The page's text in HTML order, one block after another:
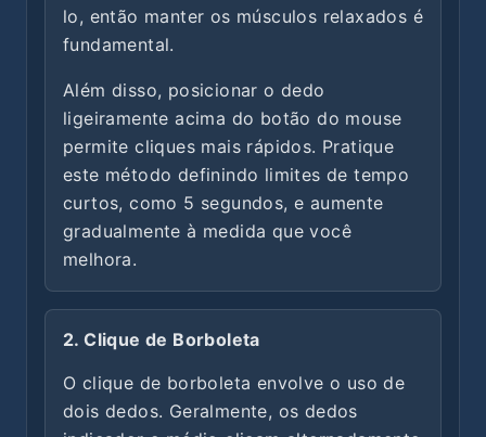
lo, então manter os músculos relaxados é
fundamental.
Além disso, posicionar o dedo
ligeiramente acima do botão do mouse
permite cliques mais rápidos. Pratique
este método definindo limites de tempo
curtos, como 5 segundos, e aumente
gradualmente à medida que você
melhora.
2. Clique de Borboleta
O clique de borboleta envolve o uso de
dois dedos. Geralmente, os dedos